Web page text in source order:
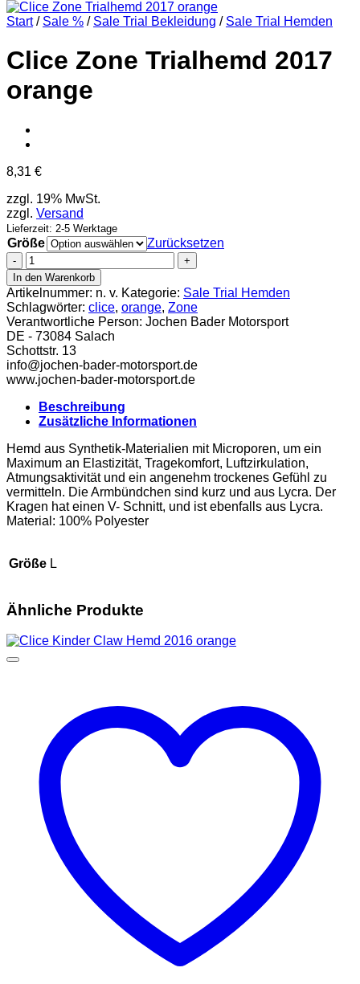
Start / Sale % / Sale Trial Bekleidung / Sale Trial Hemden
Clice Zone Trialhemd 2017
orange
8,31 €
zzgl. 19% MwSt.
zzgl. Versand
Lieferzeit: 2-5 Werktage
Größe
Zurücksetzen
Clice
Zone
Trialhemd
2017
orange
Menge
In den Warenkorb
Artikelnummer: n. v. Kategorie: Sale Trial Hemden
Schlagwörter: clice, orange, Zone
Verantwortliche Person: Jochen Bader Motorsport
DE - 73084 Salach
Schottstr. 13
info@jochen-bader-motorsport.de
www.jochen-bader-motorsport.de
Beschreibung
Zusätzliche Informationen
Hemd aus Synthetik-Materialien mit Microporen, um ein
Maximum an Elastizität, Tragekomfort, Luftzirkulation,
Atmungsaktivität und ein angenehm trockenes Gefühl zu
vermitteln. Die Armbündchen sind kurz und aus Lycra. Der
Kragen hat einen V- Schnitt, und ist ebenfalls aus Lycra.
Material: 100% Polyester
Größe L
Ähnliche Produkte